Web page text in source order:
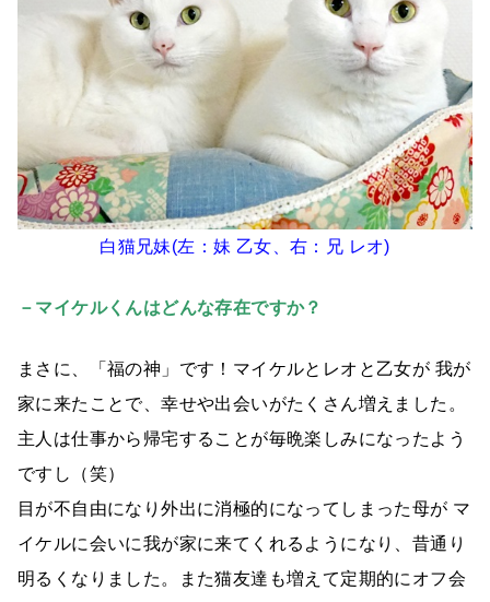
白猫兄妹(左：妹 乙女、右：兄 レオ)
－マイケルくんはどんな存在ですか？
まさに、「福の神」です！マイケルとレオと乙女が 我が
家に来たことで、幸せや出会いがたくさん増えました。
主人は仕事から帰宅することが毎晩楽しみになったよう
ですし（笑）
目が不自由になり外出に消極的になってしまった母が マ
イケルに会いに我が家に来てくれるようになり、昔通り
明るくなりました。また猫友達も増えて定期的にオフ会